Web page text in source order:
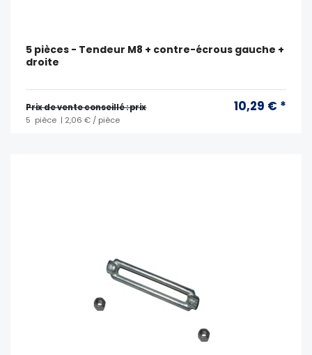
5 pièces - Tendeur M8 + contre-écrous gauche +
droite
Prix ​​de vente conseillé : prix 10,29 € *
5 pièce | 2,06 € / pièce